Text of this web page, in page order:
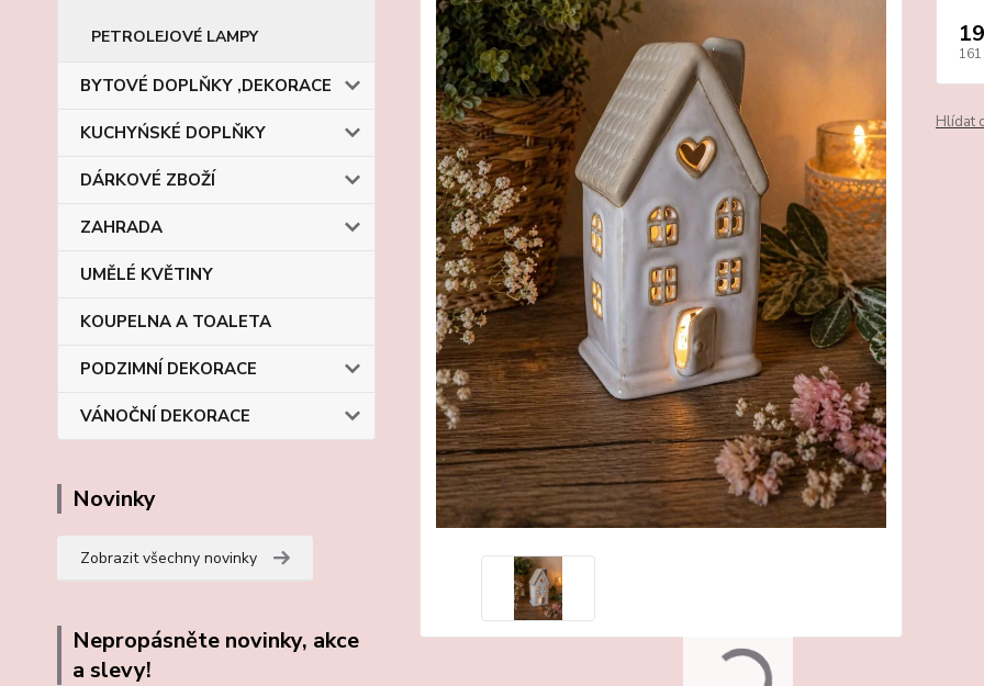
PETROLEJOVÉ LAMPY
BYTOVÉ DOPLŇKY ,DEKORACE
KUCHYŃSKÉ DOPLŇKY
DÁRKOVÉ ZBOŽÍ
ZAHRADA
UMĚLÉ KVĚTINY
KOUPELNA A TOALETA
PODZIMNÍ DEKORACE
VÁNOČNÍ DEKORACE
Novinky
Zobrazit všechny novinky
Nepropásněte novinky, akce
a slevy!
161
Hlídat